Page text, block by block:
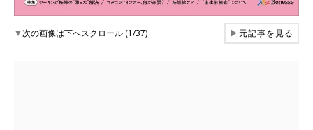
▼次の画像は下へスクロール (1/37) ▶元記事を見る